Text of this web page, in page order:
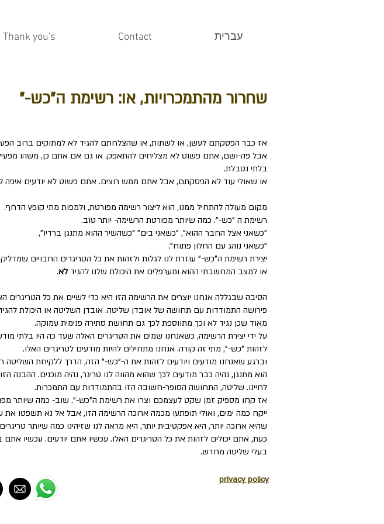
Thank you's Contact עברית
שחרור מהתמכרויות, או: רשימת ה"כש-"
אז כבר הפסקתם לעשן, או לשתות, או שהצלחתם להגיד לא למתוקים ברוב
אבל פה-ושם, אתם פשוט לא מצליחים להתאפק. או גם אם אתם כן, משהו מפעיל
בלתי נסבלת.
או שאולי עוד לא הפסקתם, אבל אתם ממש רוצים. אתם פשוט לא יודעים איפה
מקום מעולה להתחיל ממנו, הוא ליצור רשימה מפורטת, ולמפות מתי קופץ הדחף.
רשימת ה "כש-". כמה שיותר מפורטת הרשימה- יותר טוב.
"כשאני אצל החבר ההוא", "כשאני בים" "כשהשיר ההוא מתנגן ברדיו",
"כשאני נוהג עם החלון פתוח".
יצירת רשימת ה"כש-" עוזרת לנו לגלות ולזהות את כל הטריגרים החבויים
או למצב המחשבתי ההוא ומערפלים את היכולת שלנו להגידלא.
הסיבה שבגללה אנחנו יוצרים את הרשימה הזו היא כדי לשיים את כל
פירושה התמודדות עם תחושה של אובדן שליטה. אובדן השליטה או היכולת
מאוד שכן נגיד לא וכך מתווספת לכך גם תחושת סתירה פנימית עמוקה.
על ידי יצירת הרשימה, כשאנחנו שמים את הטריגרים האלה שעד כה היו בלתי
לזהות "כש-", מתי זה קורה. אנחנו מתחילים להיות מודעים לטריגרים האלו.
וברגע שאנחנו מודעים ויודעים לזהות את ה-"כש-" הזה, הדרך ללקיחת
הוא מתנגן, נהיה כבר מודעים לכך שהוא מהווה לנו טריגר, נהיה מוכנים. ההבנה
לחיינו. שליטה, התחושה הסופר-חשובה הזו בהתמודדות עם התמכרות.
אז קחו מספיק זמן שקט לעצמכם וצרו את רשימת ה"כש-". שוב- כמה שיותר
ייקח כמה ימים, ואולי תופתעו מכמה ארוכה הרשימה הזו, אבל אל נא תשפטו את
שהיא ארוכה יותר, היא אפקטיבית יותר, היא מראה לנו שזיהינו כמה שיותר
כעת, אתם יכולים לזהות את כל הטריגרים האלו. עכשיו אתם יודעים. עכשיו אתם
בעלי שליטה מחדש.
privacy policy